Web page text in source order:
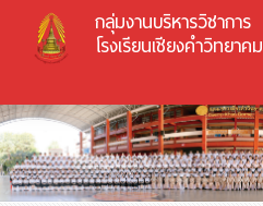
กลุ่มงานบริหารวิชาการ
โรงเรียนเชียงคำวิทยาคม